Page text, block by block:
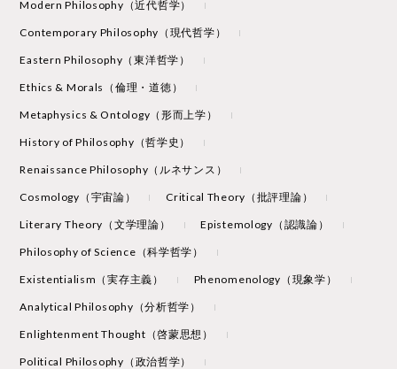
Modern Philosophy（近代哲学）
Contemporary Philosophy（現代哲学）
Eastern Philosophy（東洋哲学）
Ethics & Morals（倫理・道徳）
Metaphysics & Ontology（形而上学）
History of Philosophy（哲学史）
Renaissance Philosophy（ルネサンス）
Cosmology（宇宙論） Critical Theory（批評理論）
Literary Theory（文学理論） Epistemology（認識論）
Philosophy of Science（科学哲学）
Existentialism（実存主義） Phenomenology（現象学）
Analytical Philosophy（分析哲学）
Enlightenment Thought（啓蒙思想）
Political Philosophy（政治哲学）